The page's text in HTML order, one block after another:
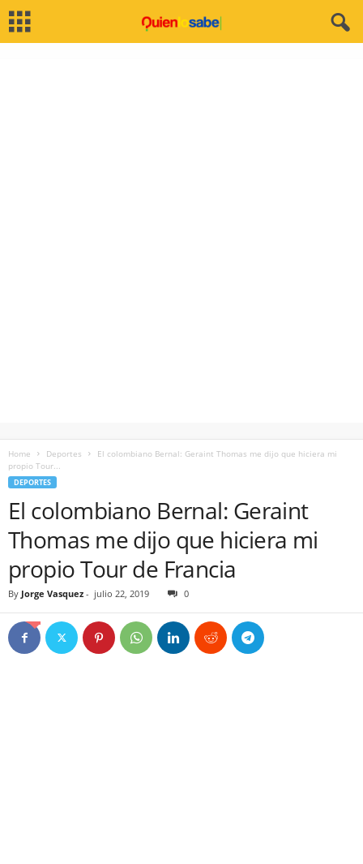
Home Deportes
El colombiano Bernal: Geraint Thomas me dijo que hiciera mi
propio Tour...
DEPORTES
El colombiano Bernal: Geraint
Thomas me dijo que hiciera mi
propio Tour de Francia
By Jorge Vasquez - julio 22, 2019 0